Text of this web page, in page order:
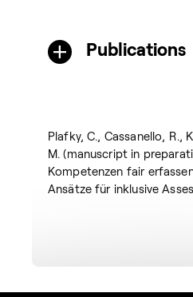
Publications
Plafky, C., Cassanello, R.,
M. (manuscript in
Kompetenzen fair
Ansätze für inklusive